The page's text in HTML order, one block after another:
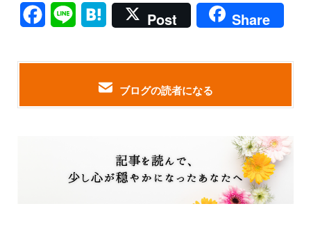
Facebook
Line Hatena
Post Share
ブログの読者になる